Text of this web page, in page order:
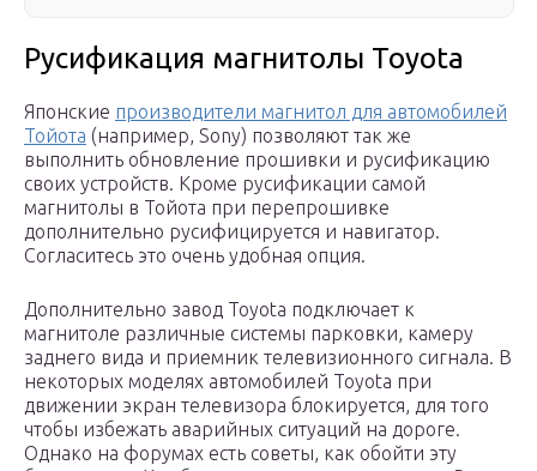
Русификация магнитолы Toyota
Японские производители магнитол для автомобилей
Тойота (например, Sony) позволяют так же
выполнить обновление прошивки и русификацию
своих устройств. Кроме русификации самой
магнитолы в Тойота при перепрошивке
дополнительно русифицируется и навигатор.
Согласитесь это очень удобная опция.
Дополнительно завод Toyota подключает к
магнитоле различные системы парковки, камеру
заднего вида и приемник телевизионного сигнала. В
некоторых моделях автомобилей Toyota при
движении экран телевизора блокируется, для того
чтобы избежать аварийных ситуаций на дороге.
Однако на форумах есть советы, как обойти эту